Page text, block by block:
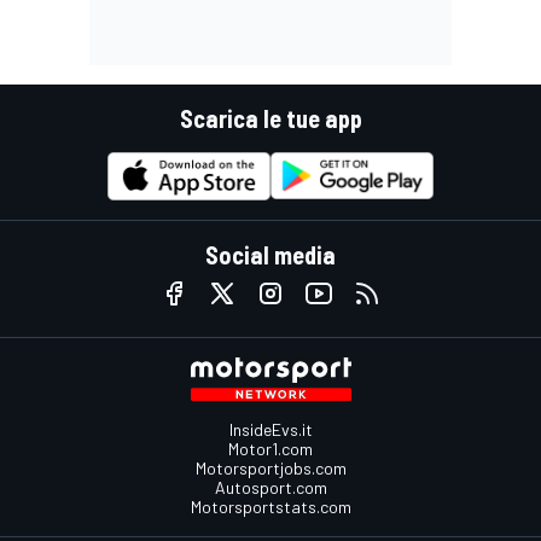
Scarica le tue app
Social media
InsideEvs.it
Motor1.com
Motorsportjobs.com
Autosport.com
Motorsportstats.com